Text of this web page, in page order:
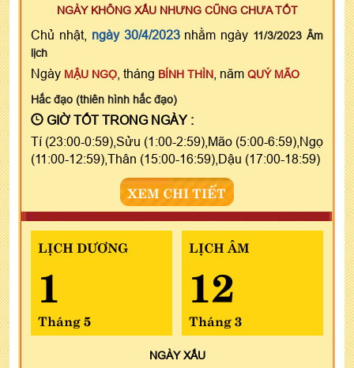
NGÀY KHÔNG XẤU NHƯNG CŨNG CHƯA TỐT
Chủ nhật, ngày 30/4/2023nhằm ngày 11/3/2023 Âm
lịch
Ngày MẬU NGỌ , tháng BÍNH THÌN , năm QUÝ MÃO
Hắc đạo (thiên hình hắc đạo)
GIỜ TỐT TRONG NGÀY :
Tí (23:00-0:59),Sửu (1:00-2:59),Mão (5:00-6:59),Ngọ
(11:00-12:59),Thân (15:00-16:59),Dậu (17:00-18:59)
XEM CHI TIẾT
LỊCH DƯƠNG
1
Tháng 5
LỊCH ÂM
12
Tháng 3
NGÀYXẤU